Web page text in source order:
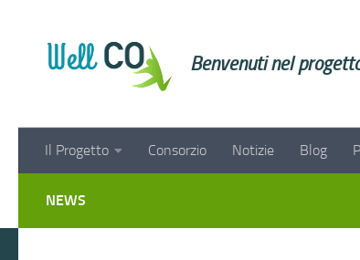
Benvenuti nel
Il Progetto Consorzio Notizie Blog
NEWS